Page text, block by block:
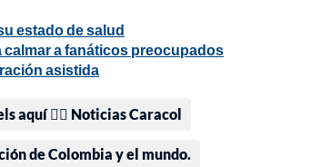
estado de salud
a fanáticos preocupados
asistida
aquí 👉🏻 Noticias Caracol
de Colombia y el mundo.